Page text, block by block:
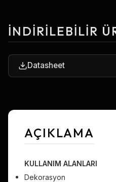
İNDIRILEBILIR
Datasheet
AÇIKLAMA
KULLANIM ALANLARI
Dekorasyon